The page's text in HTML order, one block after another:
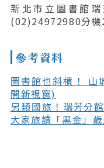
新北市立圖書館
(02)24972980分機
參考資料
圖書館也斜槓！ 山
開新視窗)
另類國旅！瑞芳分
大家旅讀「黑金」